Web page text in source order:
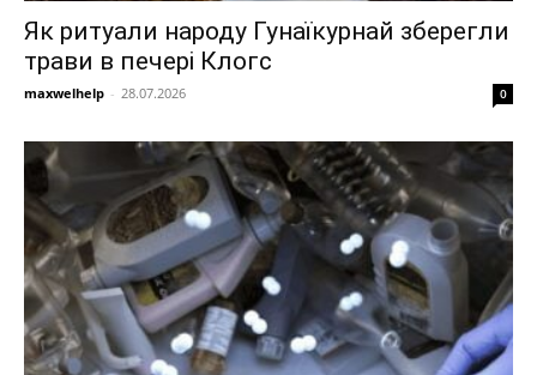
Як ритуали народу Гунаїкурнай зберегли
трави в печері Клогс
maxwelhelp - 28.07.2026 0